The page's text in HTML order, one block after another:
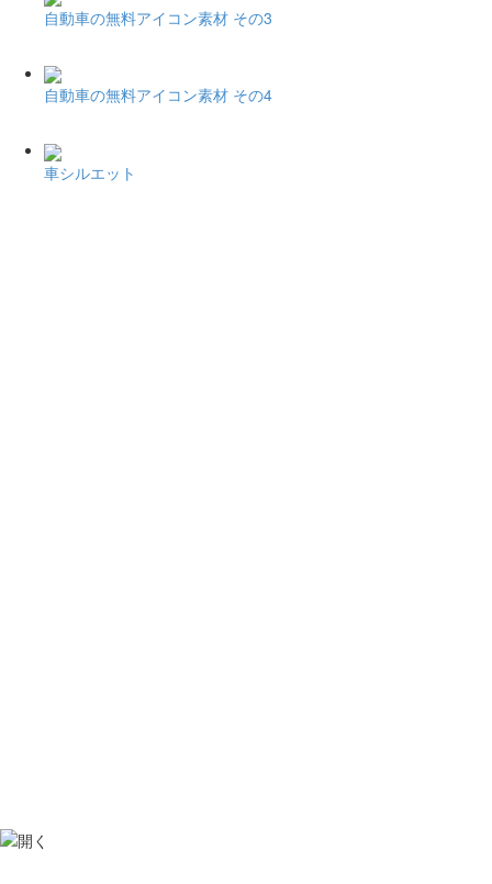
自動車の無料アイコン素材 その3
自動車の無料アイコン素材 その4
車シルエット